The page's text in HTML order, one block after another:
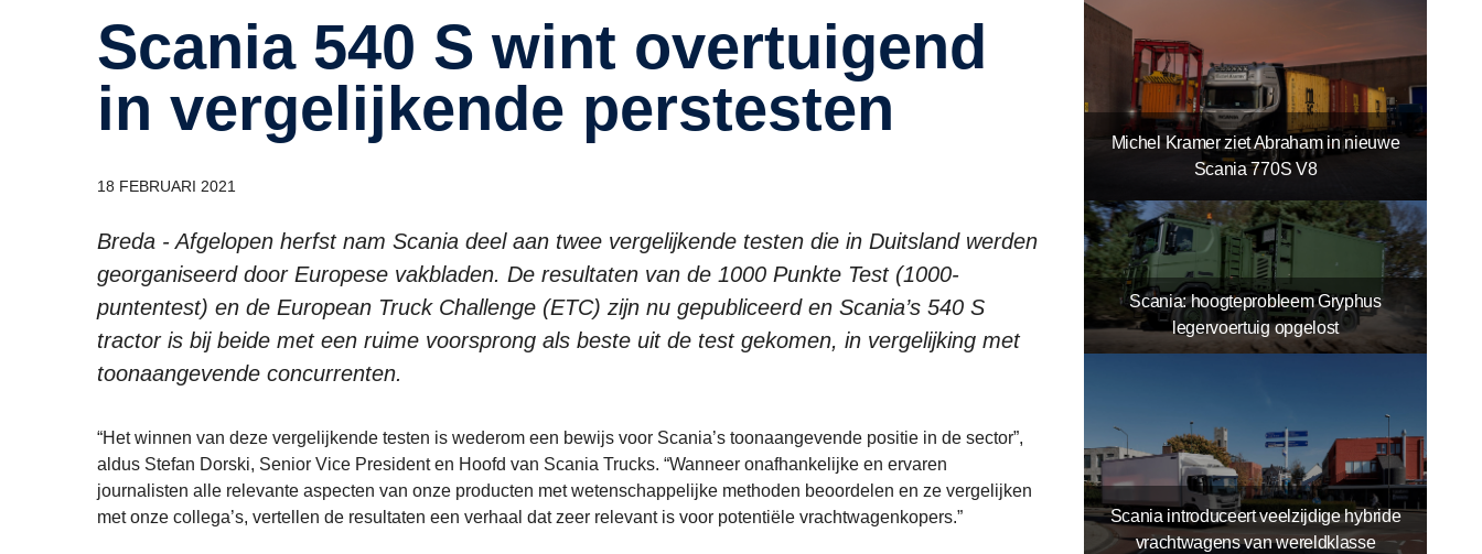
Scania 540 S wint overtuigend
in vergelijkende perstesten
18 FEBRUARI 2021
Breda - Afgelopen herfst nam Scania deel aan twee vergelijkende testen die in Duitsland werden
georganiseerd door Europese vakbladen. De resultaten van de 1000 Punkte Test (1000-
puntentest) en de European Truck Challenge (ETC) zijn nu gepubliceerd en Scania’s 540 S
tractor is bij beide met een ruime voorsprong als beste uit de test gekomen, in vergelijking met
toonaangevende concurrenten.
“Het winnen van deze vergelijkende testen is wederom een bewijs voor Scania’s toonaangevende positie in de sector”,
aldus Stefan Dorski, Senior Vice President en Hoofd van Scania Trucks. “Wanneer onafhankelijke en ervaren
journalisten alle relevante aspecten van onze producten met wetenschappelijke methoden beoordelen en ze vergelijken
met onze collega’s, vertellen de resultaten een verhaal dat zeer relevant is voor potentiële vrachtwagenkopers.”
Michel Kramer ziet Abraham in nieuwe
Scania 770S V8
Scania: hoogteprobleem Gryphus
legervoertuig opgelost
Scania introduceert veelzijdige hybride
vrachtwagens van wereldklasse